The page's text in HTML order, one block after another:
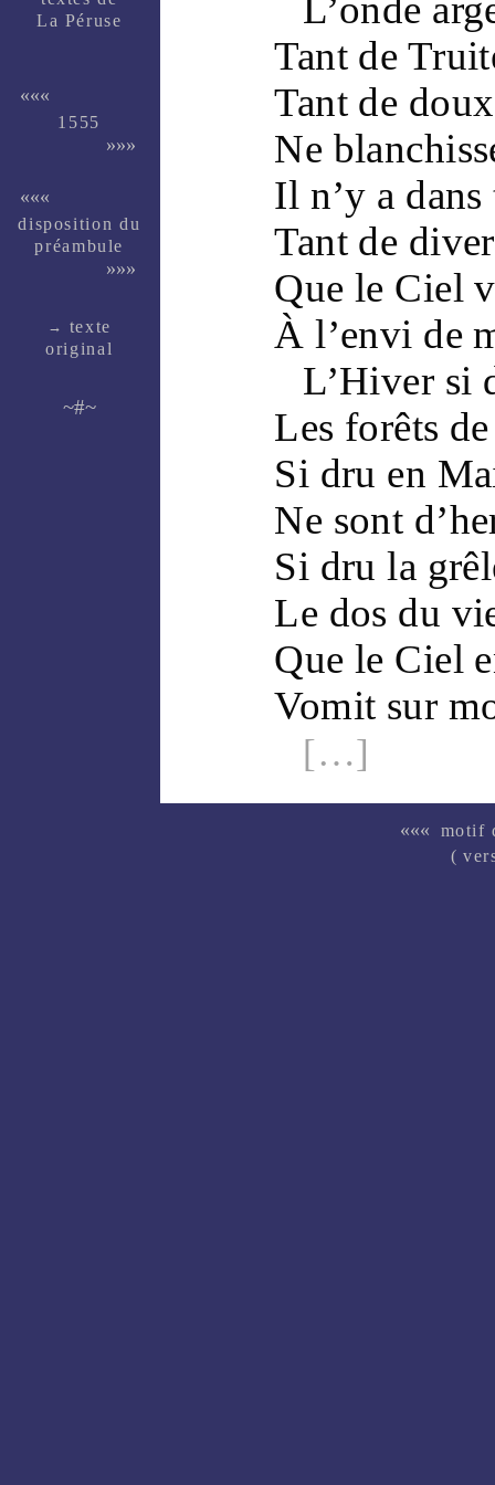
La Péruse
«««
1555
»»»
«««
dispo­si­tion du
pré­am­bule
»»»
→ texte
ori­ginal
~#~
Tant de
Tant de
Ne
Il n’y a
Tant de
Que le Ciel
À l’envi de
L’Hiver si
Les forêts
Si dru en
Ne sont d’
Si dru la
Le dos du
Que le Ciel
Vomit sur
[…]
««« motif
(